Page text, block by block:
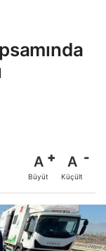
A
Büyüt
A
Küçült